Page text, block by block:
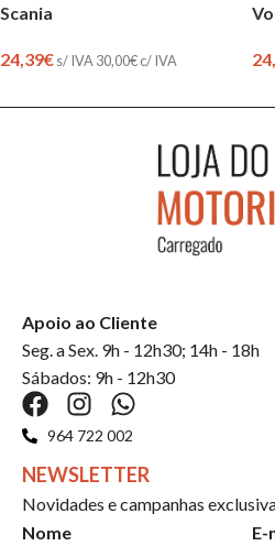
Scania
24,39€s/ IVA 30,00€c/ IVA
Apoio ao Cliente
Seg. a Sex. 9h - 12h30; 14h - 18h
Sábados: 9h - 12h30
964 722 002
NEWSLETTER
Novidades e campanhas
Nome
E-